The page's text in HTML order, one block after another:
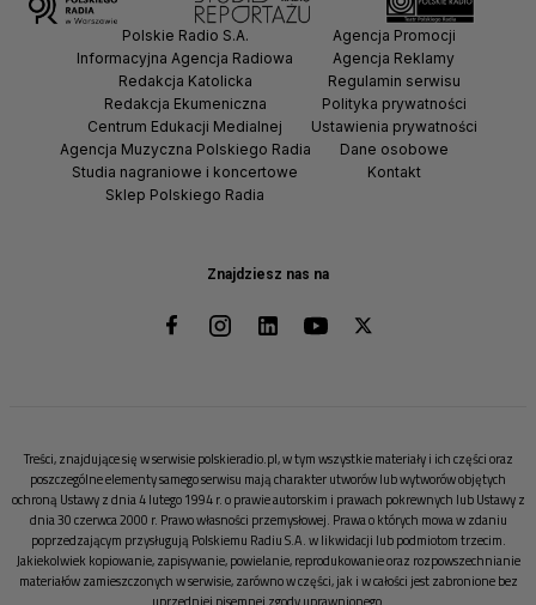
Znajdziesz nas na
Polskie Radio S.A.
Informacyjna Agencja Radiowa
Redakcja Katolicka
Redakcja Ekumeniczna
Centrum Edukacji Medialnej
Agencja Muzyczna Polskiego Radia
Studia nagraniowe i koncertowe
Sklep Polskiego Radia
Agencja Promocji
Agencja Reklamy
Regulamin serwisu
Polityka prywatności
Ustawienia prywatności
Dane osobowe
Kontakt
Treści, znajdujące się w serwisie polskieradio.pl, w tym wszystkie materiały i ich części oraz
poszczególne elementy samego serwisu mają charakter utworów lub wytworów objętych
ochroną Ustawy z dnia 4 lutego 1994 r. o prawie autorskim i prawach pokrewnych lub Ustawy z
dnia 30 czerwca 2000 r. Prawo własności przemysłowej. Prawa o których mowa w zdaniu
poprzedzającym przysługują Polskiemu Radiu S.A. w likwidacji lub podmiotom trzecim.
Jakiekolwiek kopiowanie, zapisywanie, powielanie, reprodukowanie oraz rozpowszechnianie
materiałów zamieszczonych w serwisie, zarówno w części, jak i w całości jest zabronione bez